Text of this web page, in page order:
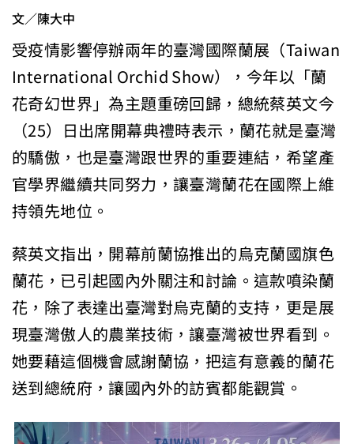
文／陳大中
受疫情影響停辦兩年的臺灣國際蘭展（Taiwan
International Orchid Show），今年以「蘭
花奇幻世界」為主題重磅回歸，總統蔡英文今
（25）日出席開幕典禮時表示，蘭花就是臺灣
的驕傲，也是臺灣跟世界的重要連結，希望產
官學界繼續共同努力，讓臺灣蘭花在國際上維
持領先地位。
蔡英文指出，開幕前蘭協推出的烏克蘭國旗色
蘭花，已引起國內外關注和討論。這款噴染蘭
花，除了表達出臺灣對烏克蘭的支持，更是展
現臺灣傲人的農業技術，讓臺灣被世界看到。
她要藉這個機會感謝蘭協，把這有意義的蘭花
送到總統府，讓國內外的訪賓都能觀賞。